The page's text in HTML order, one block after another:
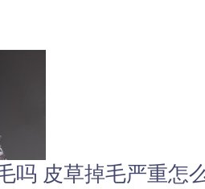
吗 皮草掉毛严重怎